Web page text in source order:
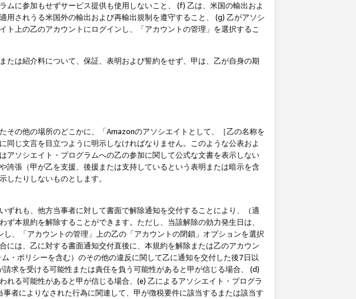
に参加もせずサービス提供も使用しないこと、 (f) 乙は、米国の輸出およ
されうる米国外の輸出および再輸出規制を遵守すること、 (g) 乙がアソシ
上の乙のアカウントにログインし、「アカウントの管理」を選択するこ
は紹介料について、保証、表明および誓約をせず、甲は、乙が自身の期
の他の場所のどこかに、「Amazonのアソシエイトとして、［乙の名称を
じ文言を目立つように明示しなければなりません。このような公表およ
ソシエイト・プログラムへの乙の参加に関して公式な文書を表示しない
張（甲が乙を支援、後援または支持しているという表明または暗示を含
たりしないものとします。
れも、他方当事者に対して書面で解除通知を交付することにより、（適
本規約を解除することができます。ただし、当該解除の効力発生日は、
、「アカウントの管理」上の乙の「アカウントの閉鎖」オプションを選択
は、乙に対する書面通知交付直後に、本規約を解除または乙のアカウン
・ポリシーを含む）のその他の違反に関して乙に通知を交付した後7日以
求を受ける可能性または責任を負う可能性があると甲が信じる場合、 (d)
る可能性があると甲が信じる場合、(e) 乙によるアソシエイト・プログラ
者によりなされた行為に関連して、甲が徴税要件に該当するまたは該当す